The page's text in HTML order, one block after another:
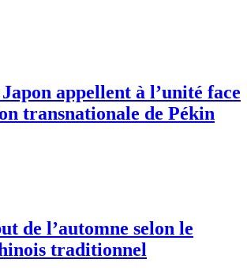
appellent à l’unité face
transnationale de Pékin
de l’automne selon le
traditionnel